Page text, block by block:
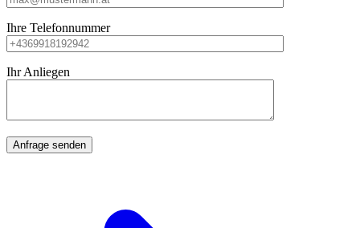
Ihre Telefonnummer
Ihr Anliegen